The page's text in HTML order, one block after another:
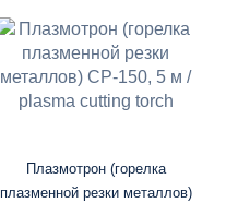
Плазмотрон (горелка
плазменной резки металлов)